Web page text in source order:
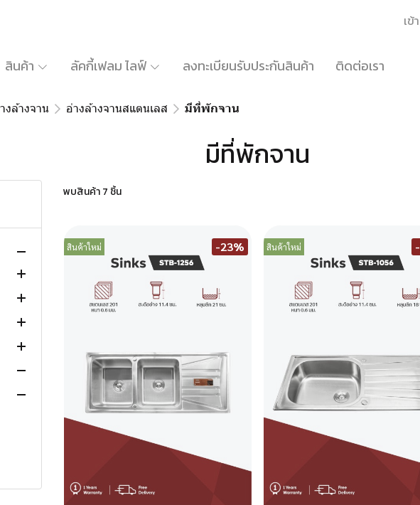
เข้
สินค้า ลัคกี้เฟลม ไลฟ์ ลงทะเบียนรับประกันสินค้า ติดต่อเรา
งล้างจาน อ่างล้างจานสแตนเลส มีที่พักจาน
มีที่พักจาน
.
.
ส
พบสินค้า 7 ชิ้น
สินค้าใหม่ -23% สินค้าใหม่